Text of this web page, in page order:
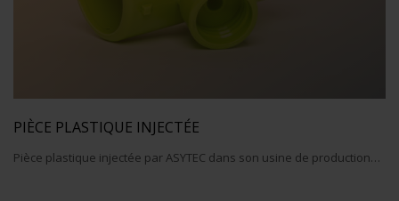
PIÈCE PLASTIQUE INJECTÉE
Pièce plastique injectée par ASYTEC dans son usine de production…